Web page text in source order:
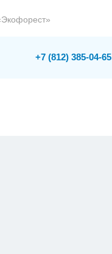
+7 (812) 385-04-65